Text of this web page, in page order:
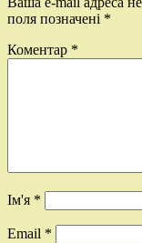
поля позначені *
Коментар *
Ім'я *
Email *